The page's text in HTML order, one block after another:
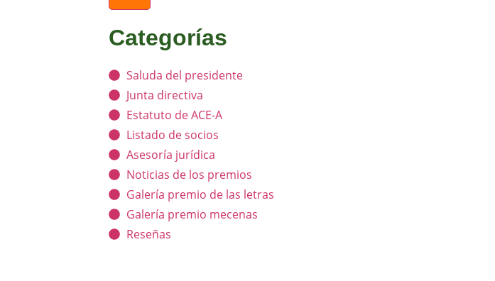
Categorías
Saluda del presidente
Junta directiva
Estatuto de ACE-A
Listado de socios
Asesoría jurídica
Noticias de los premios
Galería premio de las letras
Galería premio mecenas
Reseñas